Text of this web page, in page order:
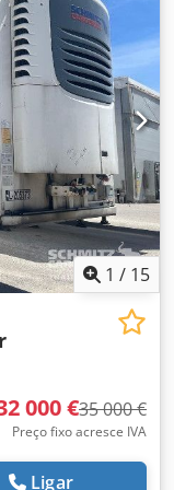
, Equipamento:
9315kg, Peso
12642 (código
x 2.490 mm x
Certificado
m³, 1° eixo: , 2°
contra
Sistema
extintor de
de conexão
de liga leve,
dos pneus,
1 / 15
000 €35 000 €
Preço fixo acresce IVA
Ligar